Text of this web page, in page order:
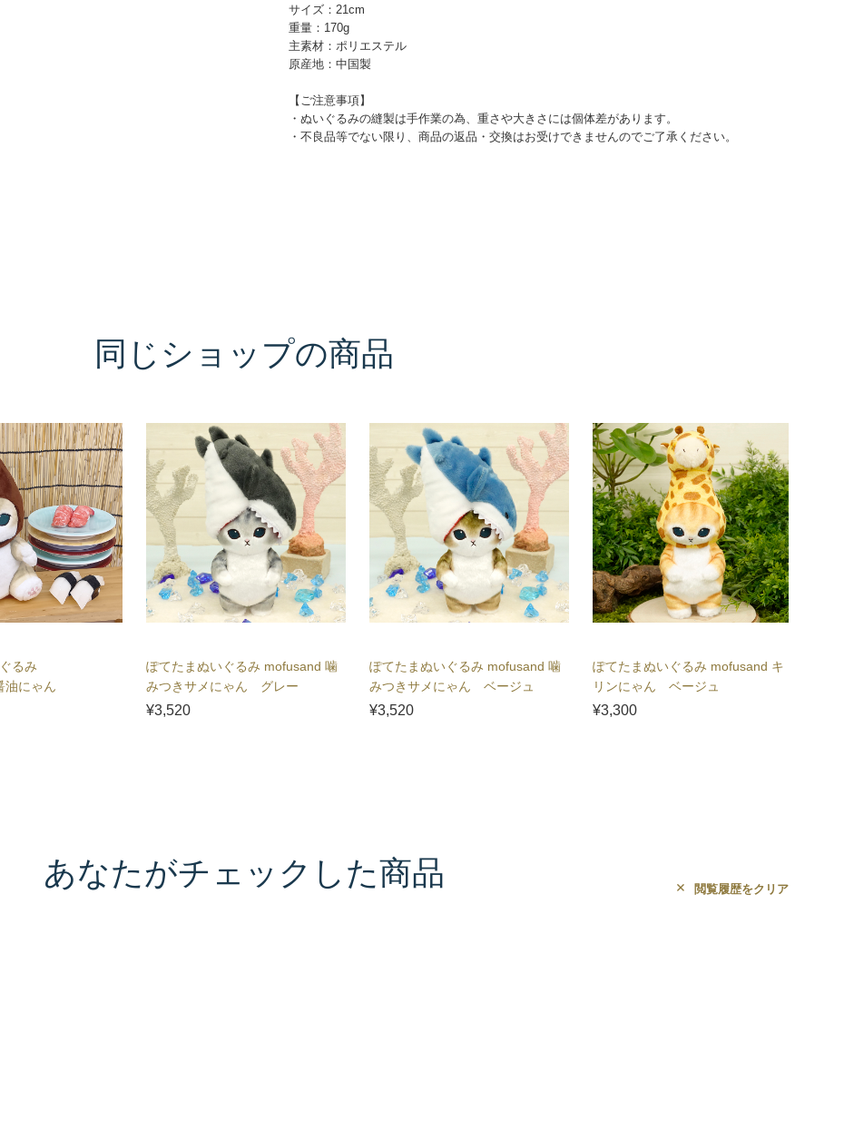
同じショップの商品
るみ
にゃん
ぽてたまぬいぐるみ mofusand 噛
みつきサメにゃん グレー
¥3,520
ぽてたまぬいぐるみ mofusand 噛
みつきサメにゃん ベージュ
¥3,520
ぽてたまぬいぐるみ mofusand キ
リンにゃん ベージュ
¥3,300
あなたがチェックした商品 閲覧履歴をクリア